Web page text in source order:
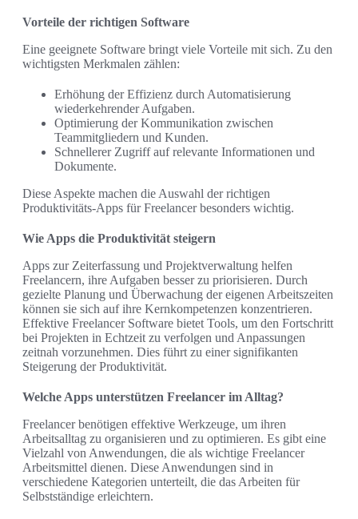
Vorteile der richtigen Software
Eine geeignete Software bringt viele Vorteile mit sich. Zu den
wichtigsten Merkmalen zählen:
Erhöhung der Effizienz durch Automatisierung
wiederkehrender Aufgaben.
Optimierung der Kommunikation zwischen
Teammitgliedern und Kunden.
Schnellerer Zugriff auf relevante Informationen und
Dokumente.
Diese Aspekte machen die Auswahl der richtigen
Produktivitäts-Apps für Freelancer besonders wichtig.
Wie Apps die Produktivität steigern
Apps zur Zeiterfassung und Projektverwaltung helfen
Freelancern, ihre Aufgaben besser zu priorisieren. Durch
gezielte Planung und Überwachung der eigenen Arbeitszeiten
können sie sich auf ihre Kernkompetenzen konzentrieren.
Effektive Freelancer Software bietet Tools, um den Fortschritt
bei Projekten in Echtzeit zu verfolgen und Anpassungen
zeitnah vorzunehmen. Dies führt zu einer signifikanten
Steigerung der Produktivität.
Welche Apps unterstützen Freelancer im Alltag?
Freelancer benötigen effektive Werkzeuge, um ihren
Arbeitsalltag zu organisieren und zu optimieren. Es gibt eine
Vielzahl von Anwendungen, die als wichtige Freelancer
Arbeitsmittel dienen. Diese Anwendungen sind in
verschiedene Kategorien unterteilt, die das Arbeiten für
Selbstständige erleichtern.